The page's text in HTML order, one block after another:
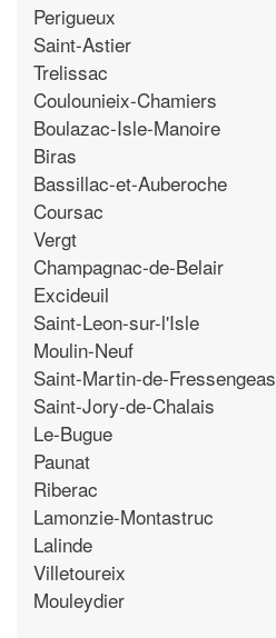
Perigueux
Saint-Astier
Trelissac
Coulounieix-Chamiers
Boulazac-Isle-Manoire
Biras
Bassillac-et-Auberoche
Coursac
Vergt
Champagnac-de-Belair
Excideuil
Saint-Leon-sur-l'Isle
Moulin-Neuf
Saint-Martin-de-Fressengeas
Saint-Jory-de-Chalais
Le-Bugue
Paunat
Riberac
Lamonzie-Montastruc
Lalinde
Villetoureix
Mouleydier